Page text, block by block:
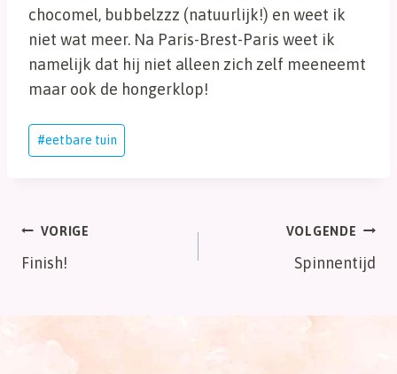
chocomel, bubbelzzz (natuurlijk!) en weet ik
niet wat meer. Na Paris-Brest-Paris weet ik
namelijk dat hij niet alleen zich zelf meeneemt
maar ook de hongerklop!
Bericht
tags:
#eetbare tuin
Bericht
navigatie
VORIGE
Finish!
VOLGENDE
Spinnentijd